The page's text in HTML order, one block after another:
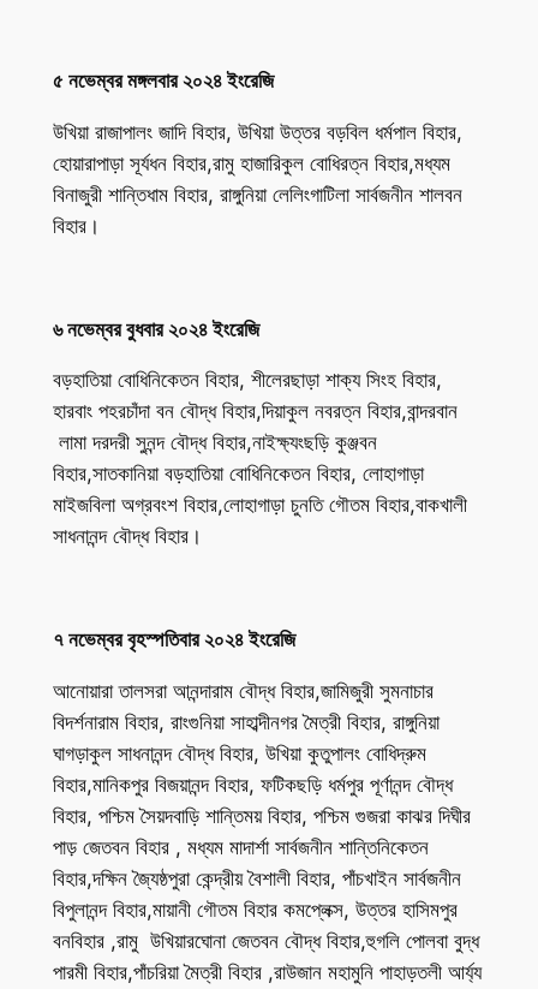
৫ নভেম্বর মঙ্গলবার ২০২৪ ইংরেজি
উখিয়া রাজাপালং জাদি বিহার, উখিয়া উত্তর বড়বিল ধর্মপাল বিহার,
হোয়ারাপাড়া সূর্যধন বিহার,রামু হাজারিকুল বোধিরত্ন বিহার,মধ্যম
বিনাজুরী শান্তিধাম বিহার, রাঙ্গুনিয়া লেলিংগাটিলা সার্বজনীন শালবন
বিহার।
৬ নভেম্বর বুধবার ২০২৪ ইংরেজি
বড়হাতিয়া বোধিনিকেতন বিহার, শীলেরছাড়া শাক্য সিংহ বিহার,
হারবাং পহরচাঁদা বন বৌদ্ধ বিহার,দিয়াকুল নবরত্ন বিহার,বান্দরবান
লামা দরদরী সুনন্দ বৌদ্ধ বিহার,নাইক্ষ্যংছড়ি কুঞ্জবন
বিহার,সাতকানিয়া বড়হাতিয়া বোধিনিকেতন বিহার, লোহাগাড়া
মাইজবিলা অগ্রবংশ বিহার,লোহাগাড়া চুনতি গৌতম বিহার,বাকখালী
সাধনানন্দ বৌদ্ধ বিহার।
৭ নভেম্বর বৃহস্পতিবার ২০২৪ ইংরেজি
আনোয়ারা তালসরা আনন্দারাম বৌদ্ধ বিহার,জামিজুরী সুমনাচার
বিদর্শনারাম বিহার, রাংগুনিয়া সাহাব্দীনগর মৈত্রী বিহার, রাঙ্গুনিয়া
ঘাগড়াকুল সাধনানন্দ বৌদ্ধ বিহার, উখিয়া কুতুপালং বোধিদ্রুম
বিহার,মানিকপুর বিজয়ানন্দ বিহার, ফটিকছড়ি ধর্মপুর পূর্ণানন্দ বৌদ্ধ
বিহার, পশ্চিম সৈয়দবাড়ি শান্তিময় বিহার, পশ্চিম গুজরা কাঝর দিঘীর
পাড় জেতবন বিহার , মধ্যম মাদার্শা সার্বজনীন শান্তিনিকেতন
বিহার,দক্ষিন জ্যৈষ্ঠপুরা কেন্দ্রীয় বৈশালী বিহার, পাঁচখাইন সার্বজনীন
বিপুলানন্দ বিহার,মায়ানী গৌতম বিহার কমপ্লেক্স, উত্তর হাসিমপুর
বনবিহার ,রামু উখিয়ারঘোনা জেতবন বৌদ্ধ বিহার,হুগলি পোলবা বুদ্ধ
পারমী বিহার,পাঁচরিয়া মৈত্রী বিহার ,রাউজান মহামুনি পাহাড়তলী আর্য্য